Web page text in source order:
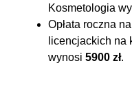
Kosmetologia
Opłata roczna
licencjackich na
wynosi 5900 zł.